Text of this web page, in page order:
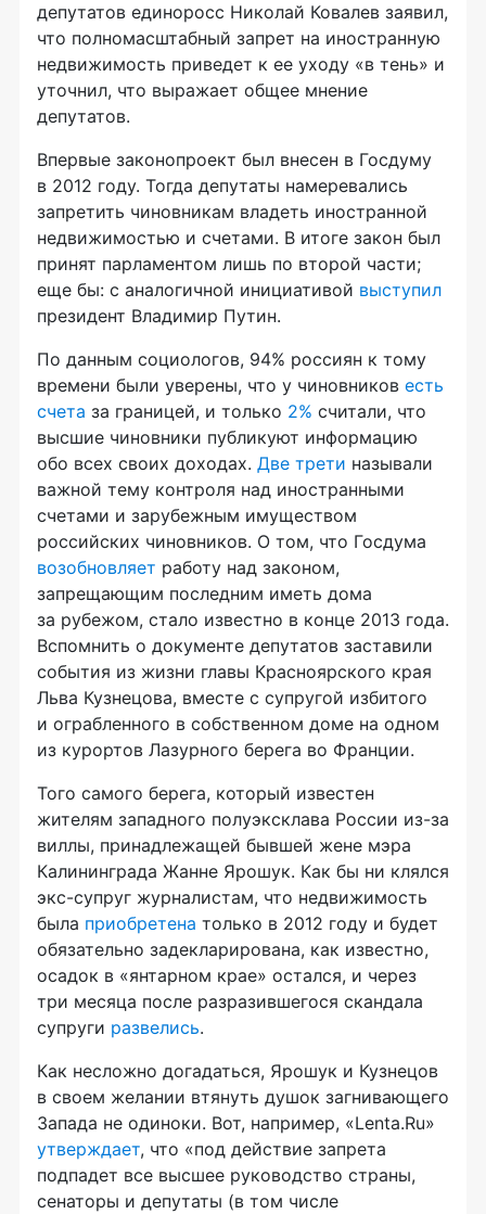
депутатов единоросс Николай Ковалев заявил,
что полномасштабный запрет на иностранную
недвижимость приведет к ее уходу «в тень» и
уточнил, что выражает общее мнение
депутатов.
Впервые законопроект был внесен в Госдуму
в 2012 году. Тогда депутаты намеревались
запретить чиновникам владеть иностранной
недвижимостью и счетами. В итоге закон был
принят парламентом лишь по второй части;
еще бы: с аналогичной инициативой выступил
президент Владимир Путин.
По данным социологов, 94% россиян к тому
времени были уверены, что у чиновников есть
счета за границей, и только 2% считали, что
высшие чиновники публикуют информацию
обо всех своих доходах. Две трети называли
важной тему контроля над иностранными
счетами и зарубежным имуществом
российских чиновников. О том, что Госдума
возобновляет работу над законом,
запрещающим последним иметь дома
за рубежом, стало известно в конце 2013 года.
Вспомнить о документе депутатов заставили
события из жизни главы Красноярского края
Льва Кузнецова, вместе с супругой избитого
и ограбленного в собственном доме на одном
из курортов Лазурного берега во Франции.
Того самого берега, который известен
жителям западного полуэксклава России из-за
виллы, принадлежащей бывшей жене мэра
Калининграда Жанне Ярошук. Как бы ни клялся
экс-супруг журналистам, что недвижимость
была приобретена только в 2012 году и будет
обязательно задекларирована, как известно,
осадок в «янтарном крае» остался, и через
три месяца после разразившегося скандала
супруги развелись.
Как несложно догадаться, Ярошук и Кузнецов
в своем желании втянуть душок загнивающего
Запада не одиноки. Вот, например, «Lenta.Ru»
утверждает, что «под действие запрета
подпадет все высшее руководство страны,
сенаторы и депутаты (в том числе